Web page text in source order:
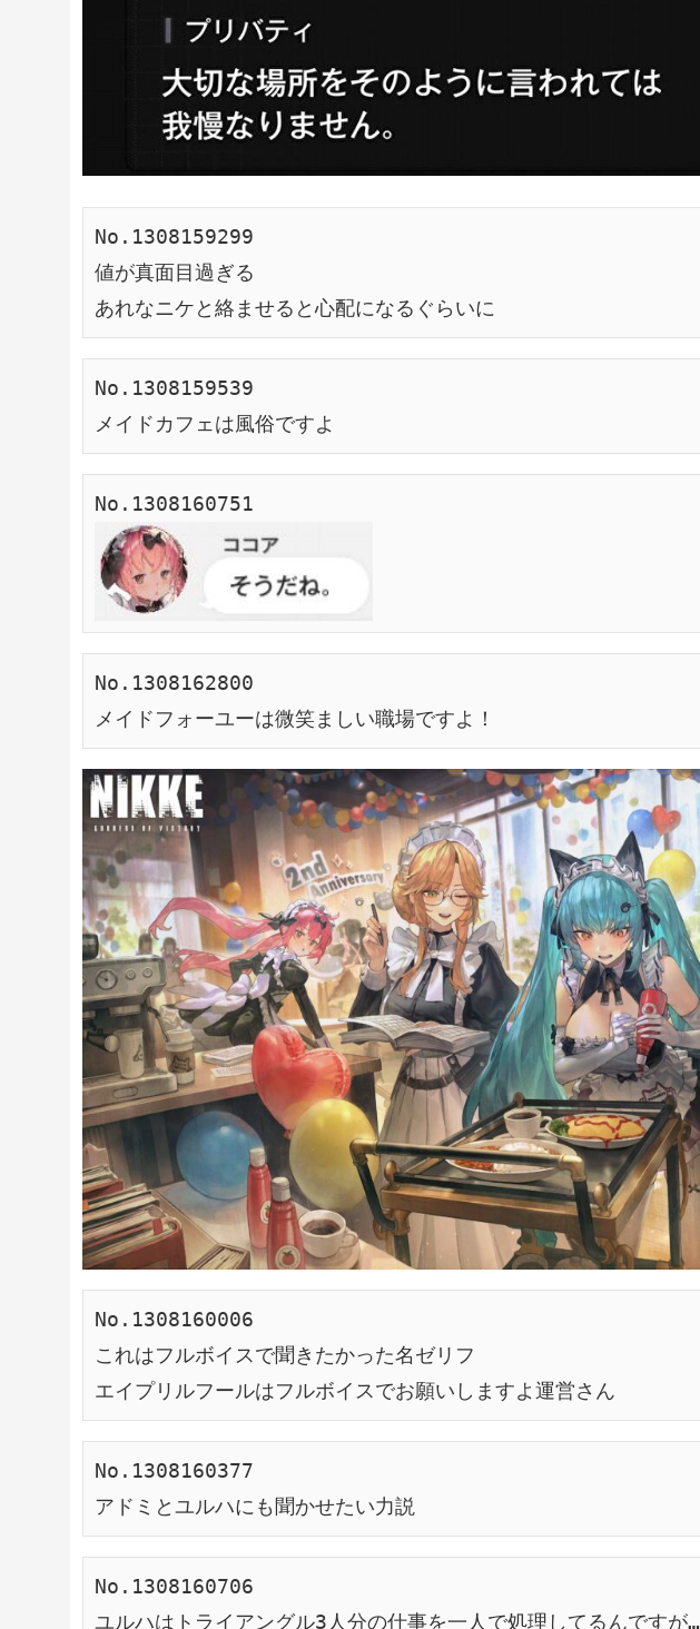
No.1308159299
値が真面目過ぎる
あれなニケと絡ませると心配になるぐらいに
No.1308159539
メイドカフェは風俗ですよ
No.1308160751
No.1308162800
メイドフォーユーは微笑ましい職場ですよ！
No.1308160006
これはフルボイスで聞きたかった名ゼリフ
エイプリルフールはフルボイスでお願いしますよ運営さん
No.1308160377
アドミとユルハにも聞かせたい力説
No.1308160706
ユルハはトライアングル3人分の仕事を一人で処理してるんですが…